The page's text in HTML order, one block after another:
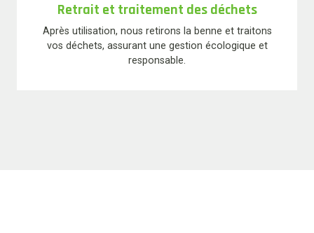
Retrait et traitement des déchets
Après utilisation, nous retirons la benne et traitons
vos déchets, assurant une gestion écologique et
responsable.